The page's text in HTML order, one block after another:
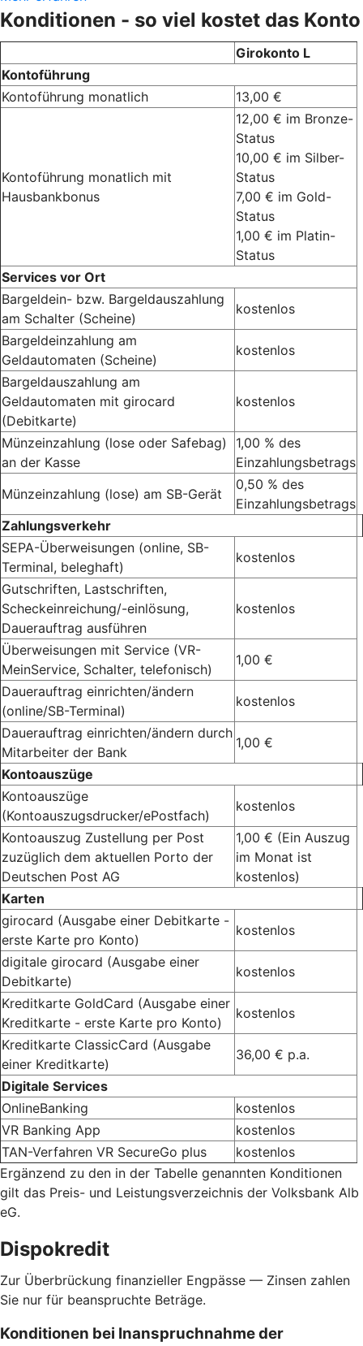
Konditionen - so viel kostet das Konto
Girokonto L
Kontoführung
Kontoführung monatlich
13,00 €
Kontoführung monatlich mit
Hausbankbonus
12,00 € im Bronze-
Status
10,00 € im Silber-
Status
7,00 € im Gold-
Status
1,00 € im Platin-
Status
Services vor Ort
Bargeldein- bzw. Bargeldauszahlung
am Schalter (Scheine)
kostenlos
Bargeldeinzahlung am
Geldautomaten (Scheine)
kostenlos
Bargeldauszahlung am
Geldautomaten mit girocard
(Debitkarte)
kostenlos
Münzeinzahlung (lose oder Safebag)
an der Kasse
1,00 % des
Einzahlungsbetrags
Münzeinzahlung (lose) am SB-Gerät
0,50 % des
Einzahlungsbetrags
Zahlungsverkehr
SEPA-Überweisungen (online, SB-
Terminal, beleghaft)
kostenlos
Gutschriften, Lastschriften,
Scheckeinreichung/-einlösung,
Dauerauftrag ausführen
kostenlos
Überweisungen mit Service (VR-
MeinService, Schalter, telefonisch)
1,00 €
Dauerauftrag einrichten/ändern
(online/SB-Terminal)
kostenlos
Dauerauftrag einrichten/ändern durch
Mitarbeiter der Bank
1,00 €
Kontoauszüge
Kontoauszüge
(Kontoauszugsdrucker/ePostfach)
kostenlos
Kontoauszug Zustellung per Post
zuzüglich dem aktuellen Porto der
Deutschen Post AG
1,00 € (Ein Auszug
im Monat ist
kostenlos)
Karten
girocard (Ausgabe einer Debitkarte -
erste Karte pro Konto)
kostenlos
digitale girocard (Ausgabe einer
Debitkarte)
kostenlos
Kreditkarte GoldCard (Ausgabe einer
Kreditkarte - erste Karte pro Konto)
kostenlos
Kreditkarte ClassicCard (Ausgabe
einer Kreditkarte)
36,00 € p.a.
Digitale Services
OnlineBanking
kostenlos
VR Banking App
kostenlos
TAN-Verfahren VR SecureGo plus
kostenlos
Ergänzend zu den in der Tabelle genannten Konditionen
gilt das Preis- und Leistungsverzeichnis der Volksbank Alb
eG.
Dispokredit
Zur Überbrückung finanzieller Engpässe — Zinsen zahlen
Sie nur für beanspruchte Beträge.
Konditionen bei Inanspruchnahme der